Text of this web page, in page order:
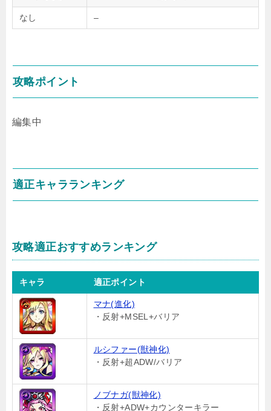
なし –
攻略ポイント
編集中
適正キャラランキング
攻略適正おすすめランキング
キャラ 適正ポイント
マナ(進化)
・反射+MSEL+バリア
ルシファー(獣神化)
・反射+超ADW/バリア
ノブナガ(獣神化)
・反射+ADW+カウンターキラー